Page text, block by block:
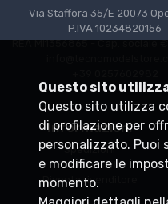
Via Staffora 35/E 20073
P.IVA 10234820156
REA MI1356865 - Cap. sociale
Informazioni
Spedizioni
Punti vendita
Diventa rivenditore
Questo sito
Questo sito utilizza
di profilazione per
personalizzato. Puoi
e modificare le
momento.